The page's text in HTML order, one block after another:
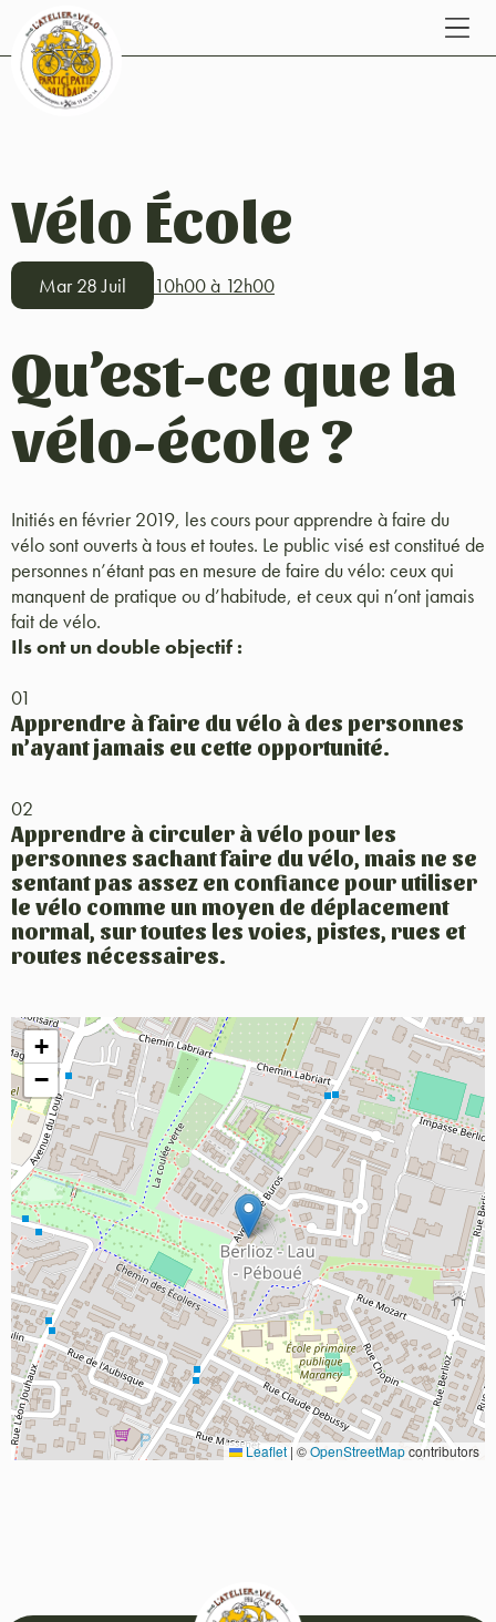
Vélo École
Mar 28 Juil 10h00 à 12h00
Qu’est-ce que la
vélo-école ?
Initiés en février 2019, les cours pour apprendre à faire du
vélo sont ouverts à tous et toutes. Le public visé est constitué de
personnes n’étant pas en mesure de faire du vélo: ceux qui
manquent de pratique ou d’habitude, et ceux qui n’ont jamais
fait de vélo.
Ils ont un double objectif :
01
Apprendre à faire du vélo à des personnes
n’ayant jamais eu cette opportunité.
02
Apprendre à circuler à vélo pour les
personnes sachant faire du vélo, mais ne se
sentant pas assez en confiance pour utiliser
le vélo comme un moyen de déplacement
normal, sur toutes les voies, pistes, rues et
routes nécessaires.
+
−
Leaflet | ©OpenStreetMapcontributors